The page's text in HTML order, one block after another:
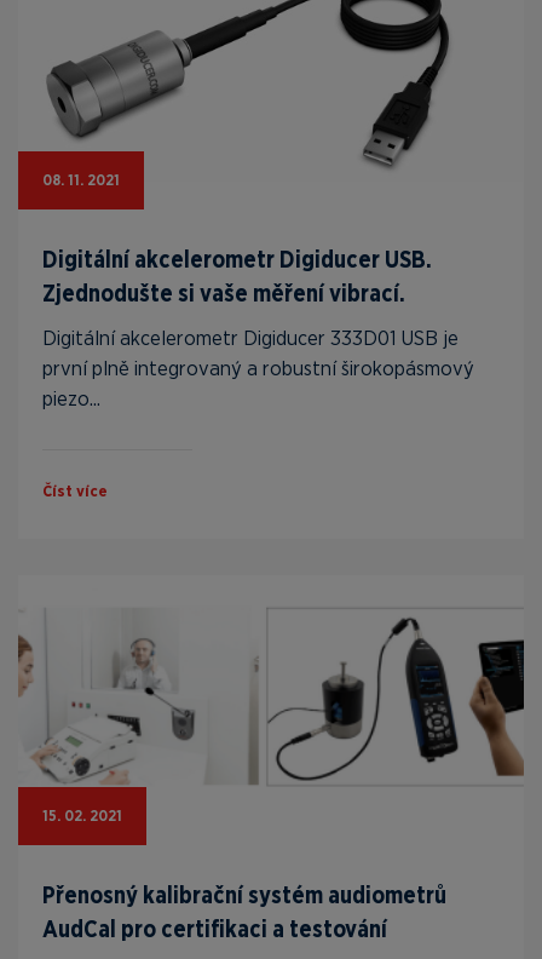
08. 11. 2021
Digitální akcelerometr Digiducer USB.
Zjednodušte si vaše měření vibrací.
Digitální akcelerometr Digiducer 333D01 USB je
první plně integrovaný a robustní širokopásmový
piezo...
Číst více
15. 02. 2021
Přenosný kalibrační systém audiometrů
AudCal pro certifikaci a testování